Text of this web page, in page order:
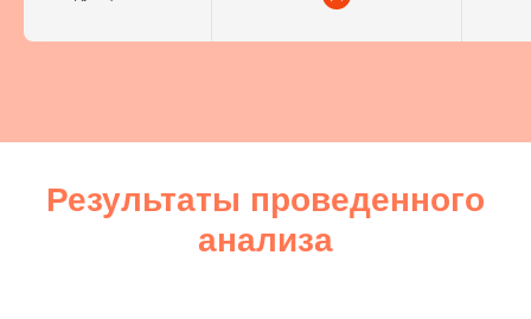
Результаты проведенного
анализа